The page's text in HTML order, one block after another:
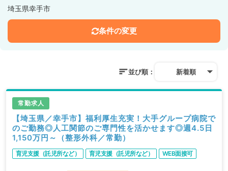
埼玉県幸手市
条件の変更
並び順： 新着順
常勤求人
【埼玉県／幸手市】福利厚生充実！大手グループ病院で
のご勤務◎人工関節のご専門性を活かせます◎週4.5日
1,150万円～（整形外科／常勤）
育児支援（託児所など） 育児支援（託児所など） WEB面接可